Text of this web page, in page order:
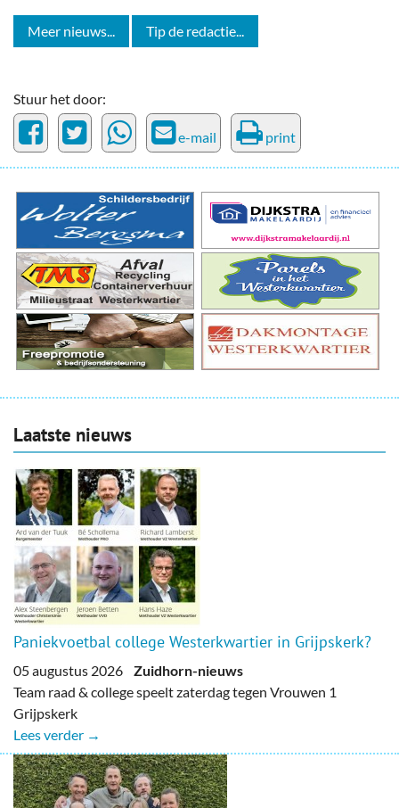
Meer nieuws... Tip de redactie...
Stuur het door:
e-mail print
Laatste nieuws
Paniekvoetbal college Westerkwartier in Grijpskerk?
05 augustus 2026 Zuidhorn-nieuws
Team raad & college speelt zaterdag tegen Vrouwen 1
Grijpskerk
Lees verder →